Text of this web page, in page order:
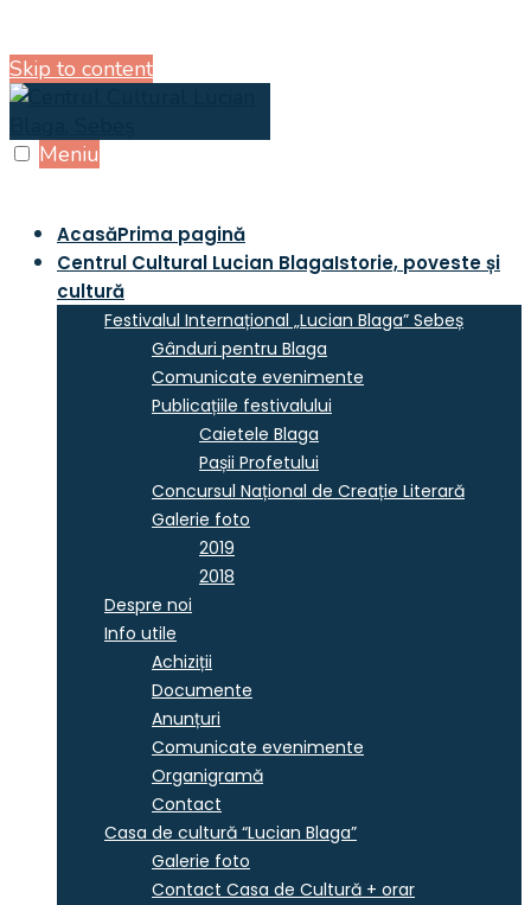
Skip to content
Meniu
AcasăPrima pagină
Centrul Cultural Lucian BlagaIstorie, poveste și
cultură
Festivalul Internațional „Lucian Blaga” Sebeș
Gânduri pentru Blaga
Comunicate evenimente
Publicațiile festivalului
Caietele Blaga
Pașii Profetului
Concursul Național de Creație Literară
Galerie foto
2019
2018
Despre noi
Info utile
Achiziții
Documente
Anunțuri
Comunicate evenimente
Organigramă
Contact
Casa de cultură “Lucian Blaga”
Galerie foto
Contact Casa de Cultură + orar